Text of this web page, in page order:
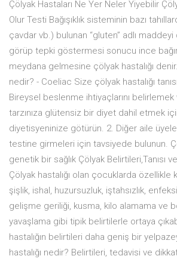
Çölyak Hastaları Ne Yer Neler Yiyebilir
Olur Testi Bağışıklık sisteminin bazı
çavdar vb.) bulunan “gluten” adlı
görüp tepki göstermesi sonucu ince
meydana gelmesine çölyak hastalığı
nedir? - Coeliac Size çölyak hastalığı
Bireysel beslenme ihtiyaçlarını
tarzınıza glütensiz bir diyet dahil etmek
diyetisyeninize götürün. 2. Diğer aile
testine girmeleri için tavsiyede bulunun.
genetik bir sağlık Çölyak Belirtileri,Tanısı
Çölyak hastalığı olan çocuklarda özellikle
şişlik, ishal, huzursuzluk, iştahsızlık,
gelişme geriliği, kusma, kilo alamama ve
yavaşlama gibi tipik belirtilerle ortaya
hastalığın belirtileri daha geniş bir
hastalığı nedir? Belirtileri, tedavisi ve